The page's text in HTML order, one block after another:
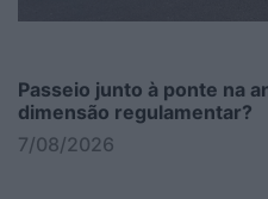
Passeio junto à ponte na
dimensão regulamentar?
7/08/2026